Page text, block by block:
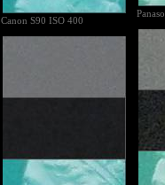
Canon S90 ISO 400